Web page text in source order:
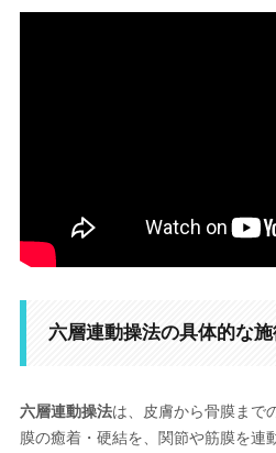
六層連動操法の具体的な
六層連動操法は、皮膚から骨膜まで
膜の癒着・硬結を、関節や筋膜を連